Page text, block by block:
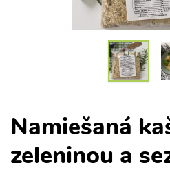
Namiešaná
zeleninou a